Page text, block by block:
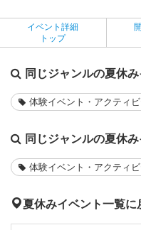
イベント詳細
トップ
同じジャンルの夏休
体験イベント・アクティ
同じジャンルの夏休
体験イベント・アクティ
夏休みイベント一覧に